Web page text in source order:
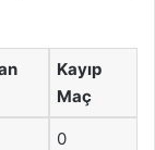
Kayıp
Maç
0